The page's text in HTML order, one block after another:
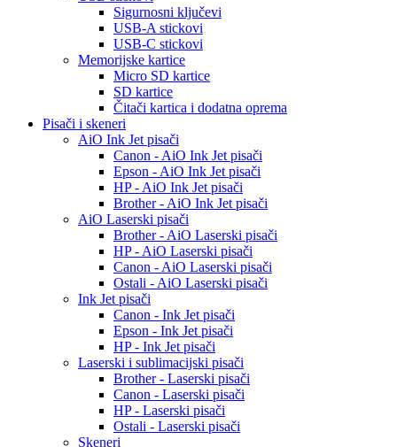
Sigurnosni ključevi
USB-A stickovi
USB-C stickovi
Memorijske kartice
Micro SD kartice
SD kartice
Čitači kartica i dodatna oprema
Pisači i skeneri
AiO Ink Jet pisači
Canon - AiO Ink Jet pisači
Epson - AiO Ink Jet pisači
HP - AiO Ink Jet pisači
Brother - AiO Ink Jet pisači
AiO Laserski pisači
Brother - AiO Laserski pisači
HP - AiO Laserski pisači
Canon - AiO Laserski pisači
Ostali - AiO Laserski pisači
Ink Jet pisači
Canon - Ink Jet pisači
Epson - Ink Jet pisači
HP - Ink Jet pisači
Laserski i sublimacijski pisači
Brother - Laserski pisači
Canon - Laserski pisači
HP - Laserski pisači
Ostali - Laserski pisači
Skeneri